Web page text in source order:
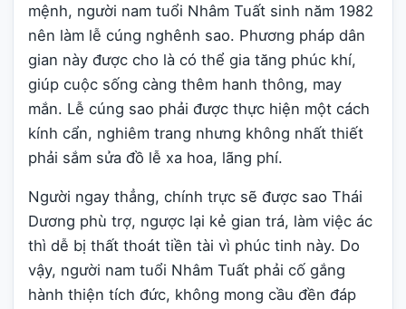
mệnh, người nam tuổi Nhâm Tuất sinh năm 1982
nên làm lễ cúng nghênh sao. Phương pháp dân
gian này được cho là có thể gia tăng phúc khí,
giúp cuộc sống càng thêm hanh thông, may
mắn. Lễ cúng sao phải được thực hiện một cách
kính cẩn, nghiêm trang nhưng không nhất thiết
phải sắm sửa đồ lễ xa hoa, lãng phí.
Người ngay thẳng, chính trực sẽ được sao Thái
Dương phù trợ, ngược lại kẻ gian trá, làm việc ác
thì dễ bị thất thoát tiền tài vì phúc tinh này. Do
vậy, người nam tuổi Nhâm Tuất phải cố gắng
hành thiện tích đức, không mong cầu đền đáp